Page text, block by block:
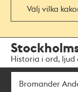
Välj vilka
navigationen
huvudinnehållet
Historia i ord, ljud
Sök